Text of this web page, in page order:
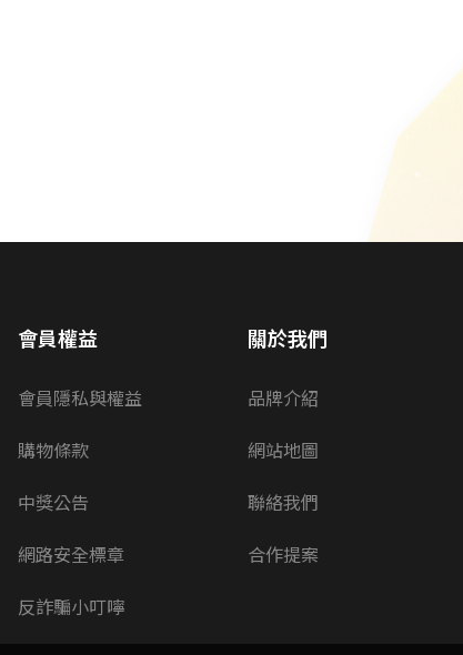
會員權益
會員隱私與權益
購物條款
中獎公告
網路安全標章
反詐騙小叮嚀
關於我們
品牌介紹
網站地圖
聯絡我們
合作提案